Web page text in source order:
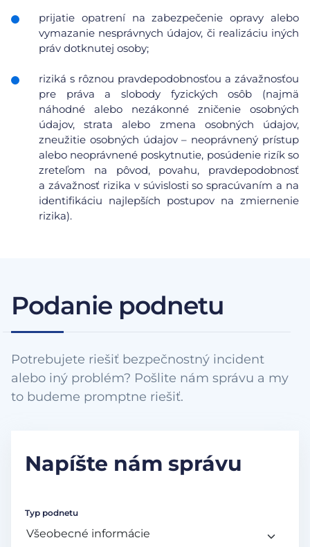
prijatie opatrení na zabezpečenie opravy alebo
vymazanie nesprávnych údajov, či realizáciu iných
práv dotknutej osoby;
riziká s rôznou pravdepodobnosťou a závažnosťou
pre práva a slobody fyzických osôb (najmä
náhodné alebo nezákonné zničenie osobných
údajov, strata alebo zmena osobných údajov,
zneužitie osobných údajov – neoprávnený prístup
alebo neoprávnené poskytnutie, posúdenie rizík so
zreteľom na pôvod, povahu, pravdepodobnosť
a závažnosť rizika v súvislosti so spracúvaním a na
identifikáciu najlepších postupov na zmiernenie
rizika).
Podanie podnetu
Potrebujete riešiť bezpečnostný incident
alebo iný problém? Pošlite nám správu a my
to budeme promptne riešiť.
Napíšte nám správu
Typ podnetu